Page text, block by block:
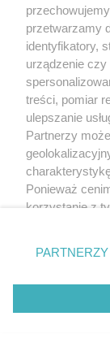
Daleko
Badanie
przetwarzamy
identyfikatory,
urządzenie czy
treści, pomiar
ulepszanie
Partnerzy
Ponieważ
korzystanie z
zmienić/
znajdujący się
rodzaje
użytkownika,
przetwarzaniu.
PARTNERZY